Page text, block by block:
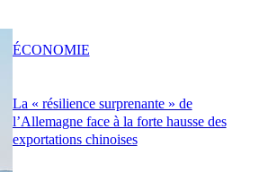
La « résilience surprenante » de
l’Allemagne face à la forte hausse des
exportations chinoises
ÉCONOMIE